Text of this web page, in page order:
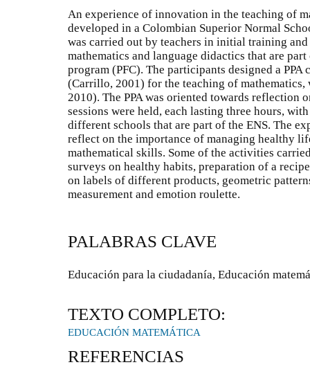
An experience of innovation in the teaching of
developed in a Colombian Superior Normal
was carried out by teachers in initial training
mathematics and language didactics that are
program (PFC). The participants designed a
(Carrillo, 2001) for the teaching of
2010). The PPA was oriented towards reflection
sessions were held, each lasting three hours,
different schools that are part of the ENS. The
reflect on the importance of managing healthy
mathematical skills. Some of the activities
surveys on healthy habits, preparation of a
on labels of different products, geometric
measurement and emotion roulette.
PALABRAS CLAVE
Educación para la ciudadanía, Educación
TEXTO COMPLETO:
EDUCACIÓN MATEMÁTICA
REFERENCIAS